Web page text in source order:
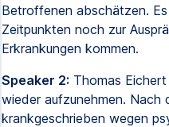
Betroffenen abschätzen.
Zeitpunkten noch zur
Erkrankungen kommen.
Speaker 2: Thomas
wieder aufzunehmen. Nach
krankgeschrieben wegen